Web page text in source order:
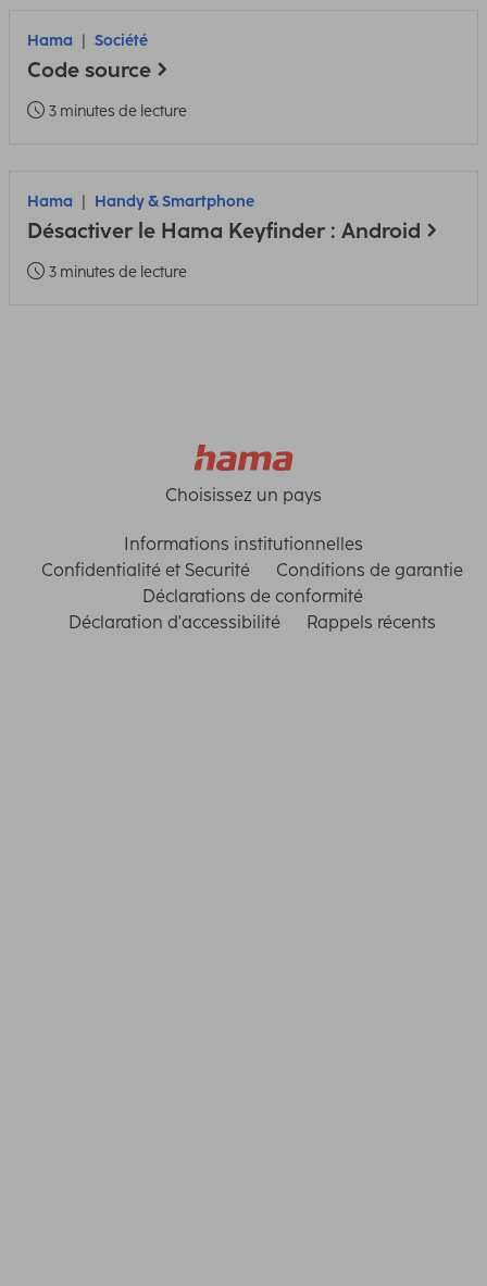
Hama Société
Code source
3 minutes de lecture
Hama Handy & Smartphone
Désactiver le Hama Keyfinder : Android
3 minutes de lecture
Choisissez un pays
Informations institutionnelles
Confidentialité et Securité
Conditions de garantie
Déclarations de conformité
Déclaration d'accessibilité
Rappels récents